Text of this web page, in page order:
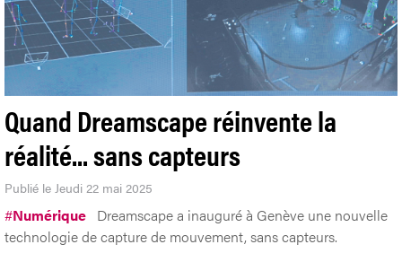
Quand Dreamscape réinvente la
réalité... sans capteurs
Publié le Jeudi 22 mai 2025
#Numérique Dreamscape a inauguré à Genève une nouvelle
technologie de capture de mouvement, sans capteurs.